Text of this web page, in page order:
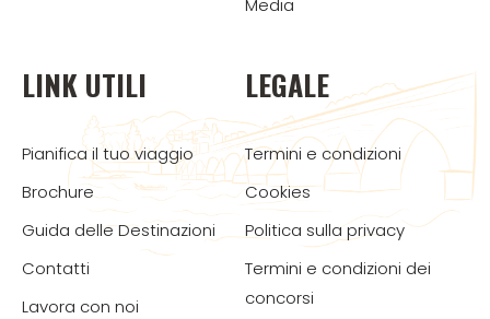
Media
LINK UTILI
Pianifica il tuo viaggio
Brochure
Guida delle Destinazioni
Contatti
Lavora con noi
LEGALE
Termini e condizioni
Cookies
Politica sulla privacy
Termini e condizioni dei
concorsi